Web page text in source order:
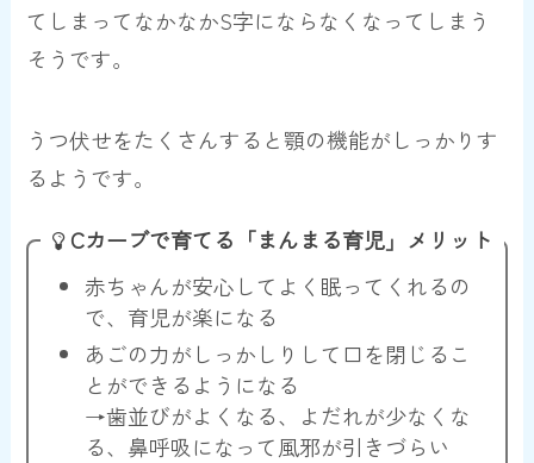
てしまってなかなかS字にならなくなってしまう
そうです。
うつ伏せをたくさんすると顎の機能がしっかりす
るようです。
Cカーブで育てる「まんまる育児」メリット
赤ちゃんが安心してよく眠ってくれるの
で、育児が楽になる
あごの力がしっかしりして口を閉じるこ
とができるようになる
→歯並びがよくなる、よだれが少なくな
る、鼻呼吸になって風邪が引きづらい